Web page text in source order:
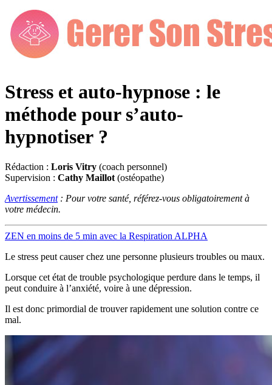
Stress et auto-hypnose : le
méthode pour s’auto-
hypnotiser ?
Rédaction : Loris Vitry (coach personnel)
Supervision : Cathy Maillot (ostéopathe)
Avertissement: Pour votre santé, référez-vous obligatoirement à
votre médecin.
ZEN en moins de 5 min avec la Respiration ALPHA
Le stress peut causer chez une personne plusieurs troubles ou maux.
Lorsque cet état de trouble psychologique perdure dans le temps, il
peut conduire à l’anxiété, voire à une dépression.
Il est donc primordial de trouver rapidement une solution contre ce
mal.